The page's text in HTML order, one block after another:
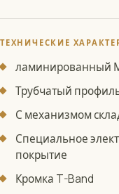
ТЕХНИЧЕСКИЕ
ламинированный
Трубчатый
С механизмом
Специальное
покрытие
Кромка T-Band